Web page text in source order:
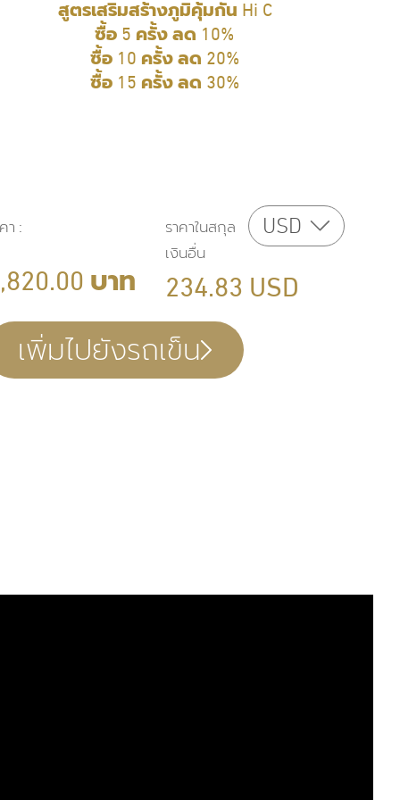
สูตรเสริมสร้างภูมิคุ้มกัน Hi C
ซื้อ 5 ครั้ง ลด 10%
ซื้อ 10 ครั้ง ลด 20%​
ซื้อ 15 ครั้ง ลด 30%
า :
บาท
ราคาในสกุล
เงินอื่น
USD
234.83 USD
เพิ่มไปยังรถเข็น